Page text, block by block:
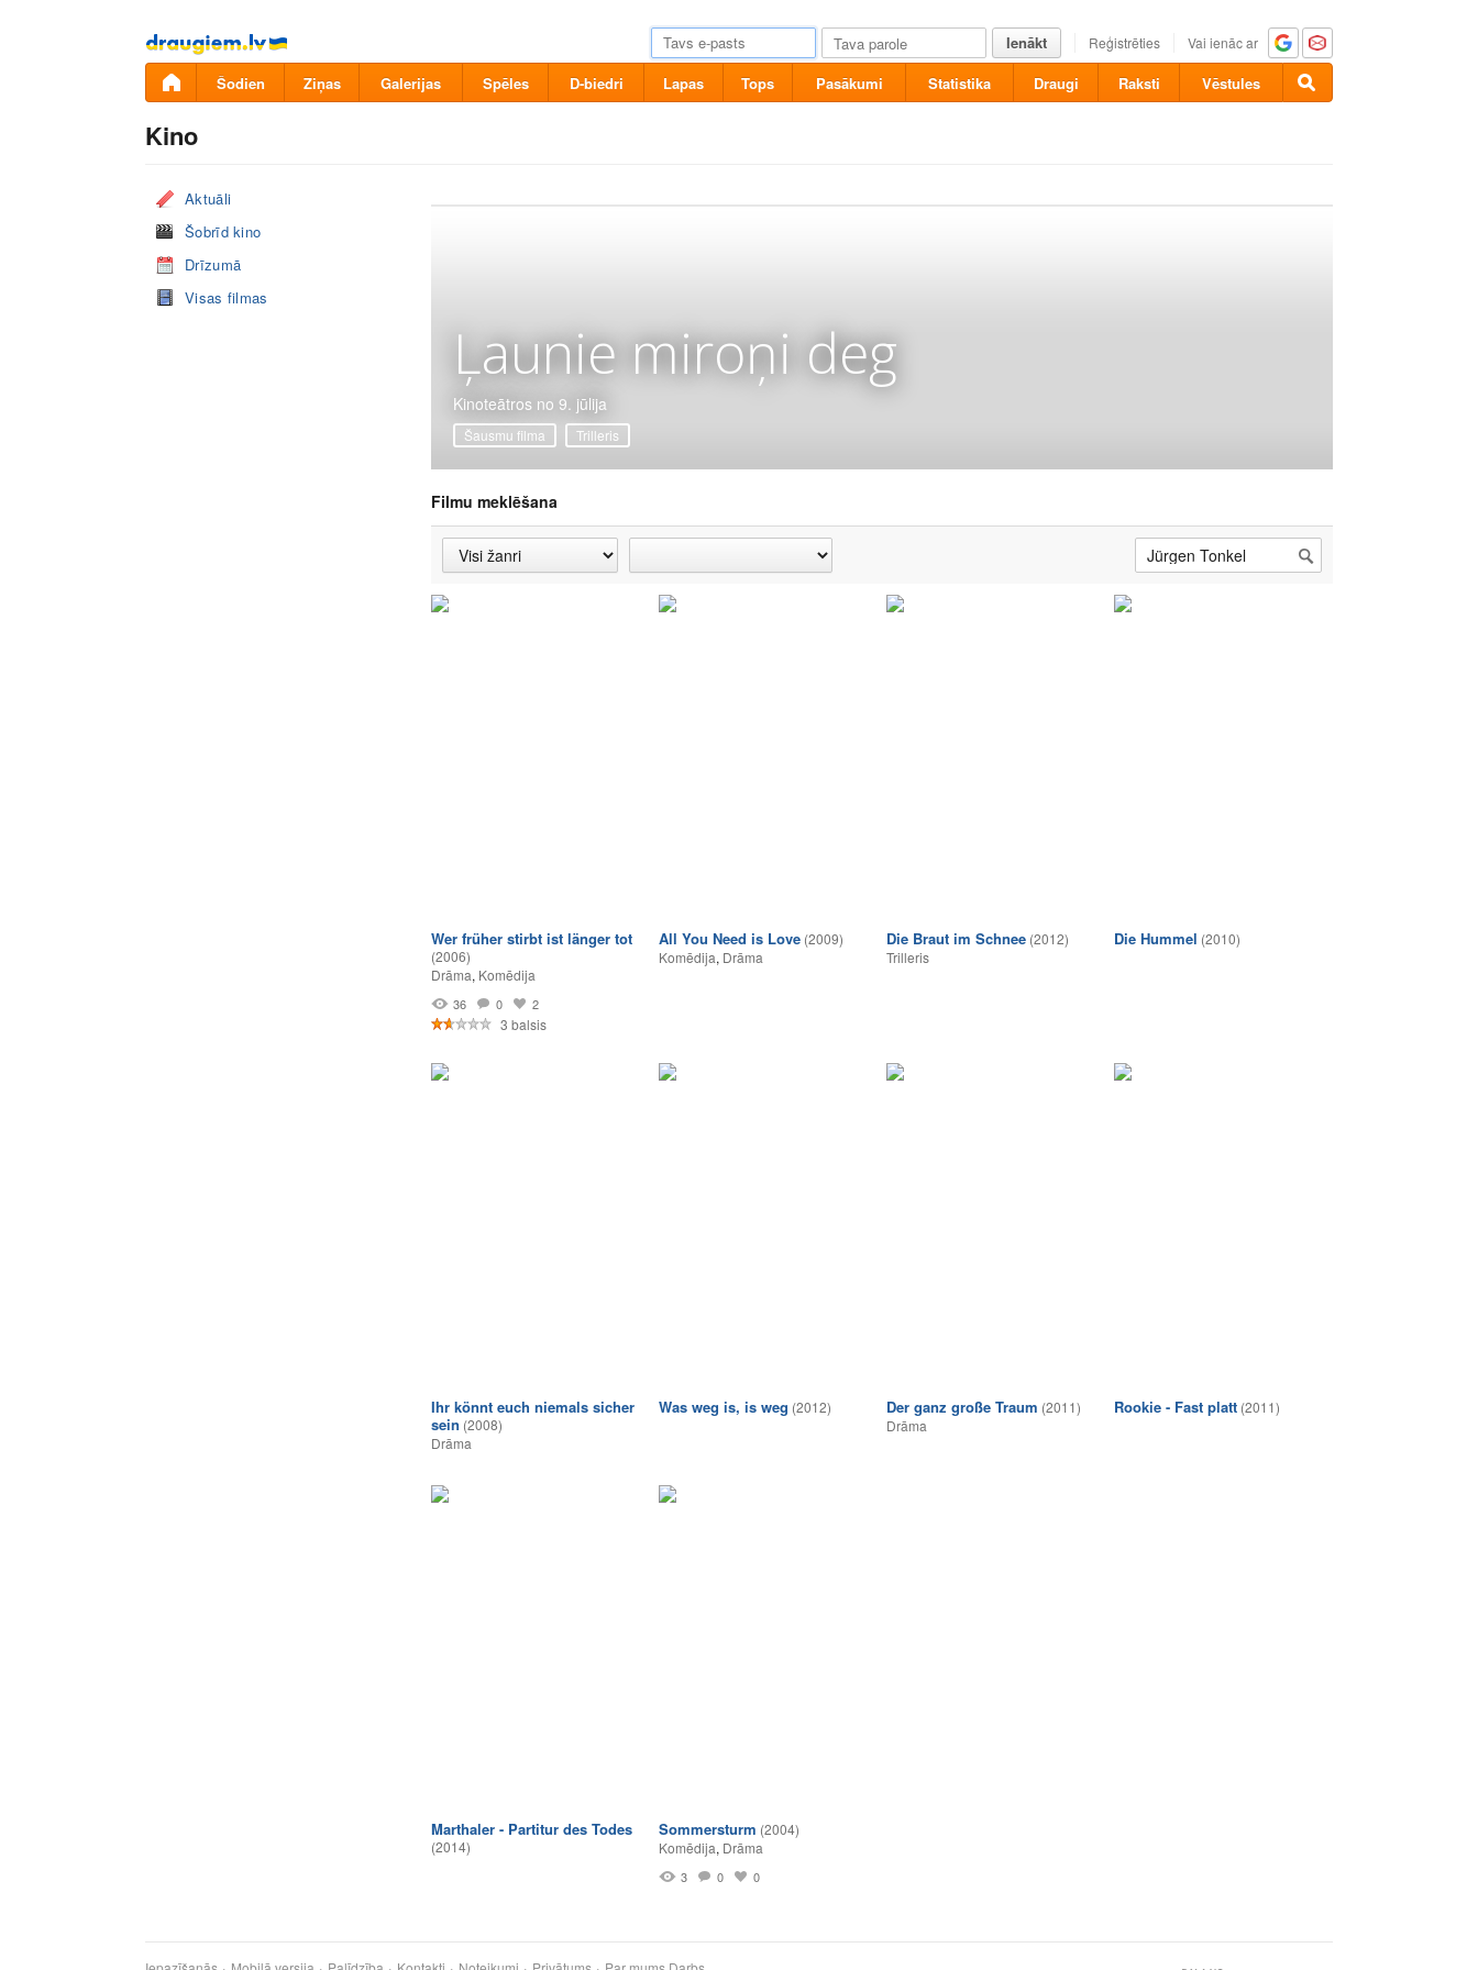
Pāriet
uz
saturu
Ienākt Reģistrēties Vai ienāc ar
Šodien Ziņas Galerijas Spēles D-biedri Lapas Tops Pasākumi Statistika Draugi Raksti Vēstules
Kino
Aktuāli
Šobrīd kino
Drīzumā
Visas filmas
Ļaunie miroņi deg
Kinoteātros no 9. jūlija
Šausmu filma Trilleris
Filmu meklēšana
Wer früher stirbt ist länger tot
(2006)
Drāma, Komēdija
36 0 2
3 balsis
All You Need is Love (2009)
Komēdija, Drāma
Die Braut im Schnee (2012)
Trilleris
Die Hummel (2010)
Ihr könnt euch niemals sicher
sein (2008)
Drāma
Was weg is, is weg (2012) Der ganz große Traum (2011)
Drāma
Rookie - Fast platt (2011)
Marthaler - Partitur des Todes
(2014)
Sommersturm (2004)
Komēdija, Drāma
3 0 0